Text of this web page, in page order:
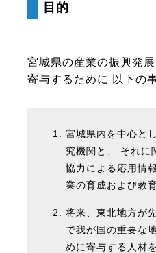
目的
宮城県の産業の振興発
寄与するために 以下の
宮城県内を中心と
究機関と、 それに
協力による応用情
業の育成および教
将来、東北地方が
で我が国の重要な
めに寄与する人材